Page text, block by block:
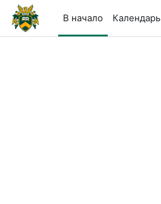
Перейти к основному содержанию
В начало
Календарь